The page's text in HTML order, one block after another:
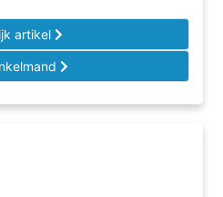
artikel